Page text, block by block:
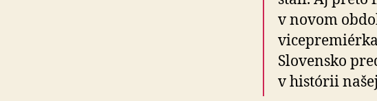
v novom
Slovensko
v histórii